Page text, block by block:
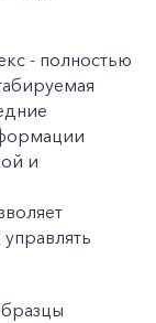
- полностью
и